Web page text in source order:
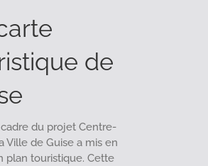
de
du projet Centre-
Ville de Guise a mis en
plan touristique. Cette